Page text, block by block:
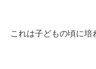
これは子どもの頃に培